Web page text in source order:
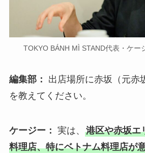
TOKYO BÁNH MÌ STAND代表・ケ
編集部：
出店場所に赤坂（元赤
を教えてください。
ケージー： 実は、 港区や赤坂エ
料理店、特にベトナム料理店が